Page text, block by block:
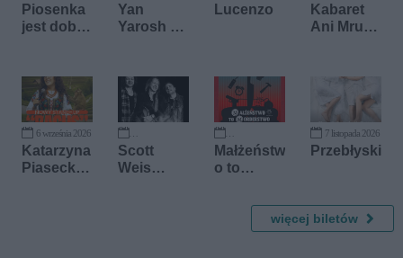
Piosenka
jest dobra
Yan
Yarosh &
Lucenzo
Kabaret
Ani Mru-
6 września 2026
Katarzyna
Piasecka
29 września 2026
Scott
Weis
2 października 2026
Małżeństw
o to
7 listopada 2026
Przebłyski
więcej biletów